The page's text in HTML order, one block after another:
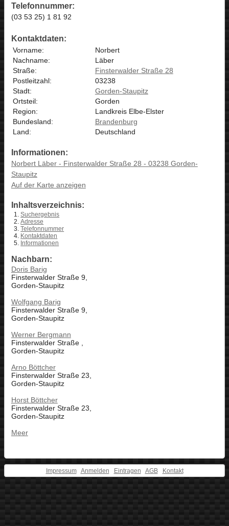
Telefonnummer:
(03 53 25) 1 81 92
Kontaktdaten:
Vorname:
Norbert
Nachname:
Läber
Straße:
Finsterwalder Straße 28
Postleitzahl:
03238
Stadt:
Gorden-Staupitz
Ortsteil:
Gorden
Region:
Landkreis Elbe-Elster
Bundesland:
Brandenburg
Land:
Deutschland
Informationen:
Norbert Läber - Finsterwalder Straße 28 - 03238 Gorden-
Staupitz
Auf der Karte anzeigen
Inhaltsverzeichnis:
Suchergebnis
Adresse
Telefonnummer
Kontaktdaten
Informationen
Nachbarn:
Doris Barig
Finsterwalder Straße 9,
Gorden-Staupitz
Wolfgang Barig
Finsterwalder Straße 9,
Gorden-Staupitz
Werner Bergmann
Finsterwalder Straße ,
Gorden-Staupitz
Arno Böttcher
Finsterwalder Straße 23,
Gorden-Staupitz
Horst Böttcher
Finsterwalder Straße 23,
Gorden-Staupitz
Meer
Impressum Anmelden Eintragen AGB Kontakt